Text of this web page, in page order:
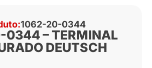
1062-20-0344
– TERMINAL
DEUTSCH